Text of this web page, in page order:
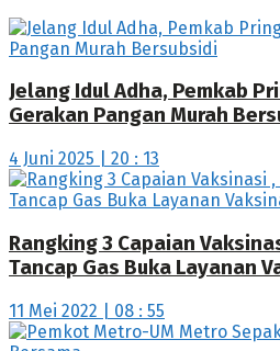
Jelang Idul Adha, Pemkab
Gerakan Pangan Murah
4 Juni 2025 | 20 : 13
Rangking 3 Capaian
Tancap Gas Buka Layanan
11 Mei 2022 | 08 : 55